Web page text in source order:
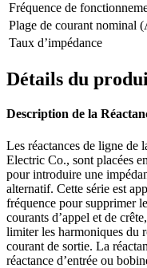
Fréquence de
Plage de courant nominal
Taux d’impédance
Détails du
Description de la
Les réactances de ligne
Electric Co., sont placées
pour introduire une
alternatif. Cette série est
fréquence pour supprimer
courants d’appel et de
limiter les harmoniques du
courant de sortie. La
réactance d’entrée ou